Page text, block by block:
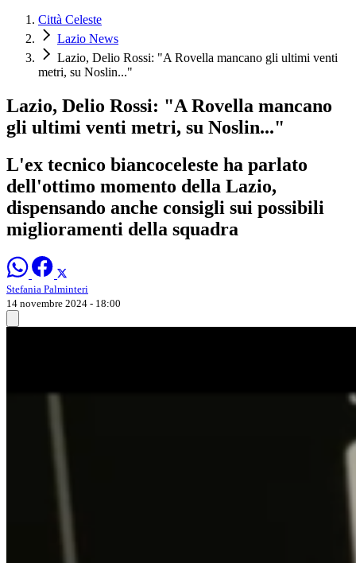
Città Celeste
Lazio News
Lazio, Delio Rossi: "A Rovella mancano gli ultimi venti
metri, su Noslin..."
Lazio, Delio Rossi: "A Rovella mancano
gli ultimi venti metri, su Noslin..."
L'ex tecnico biancoceleste ha parlato
dell'ottimo momento della Lazio,
dispensando anche consigli sui possibili
miglioramenti della squadra
Stefania Palminteri
14 novembre 2024 - 18:00